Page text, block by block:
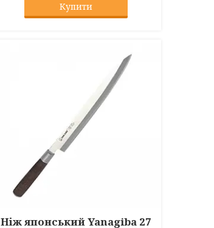
Купити
Ніж японський Yanagiba 27